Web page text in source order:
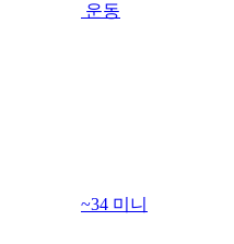
운동
~34 미니